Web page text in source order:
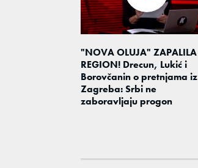
"NOVA OLUJA" ZAPALILA
REGION! Drecun, Lukić i
Borovčanin o pretnjama iz
Zagreba: Srbi ne
zaboravljaju progon